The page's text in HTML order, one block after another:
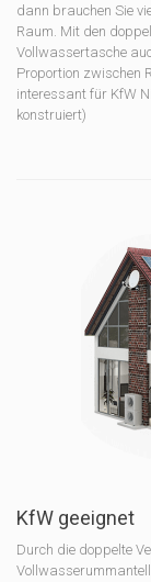
dann brauchen Sie
Raum. Mit den
Vollwassertasche
Proportion zwischen
interessant für KfW
konstruiert)
KfW geeignet
Durch die doppelte